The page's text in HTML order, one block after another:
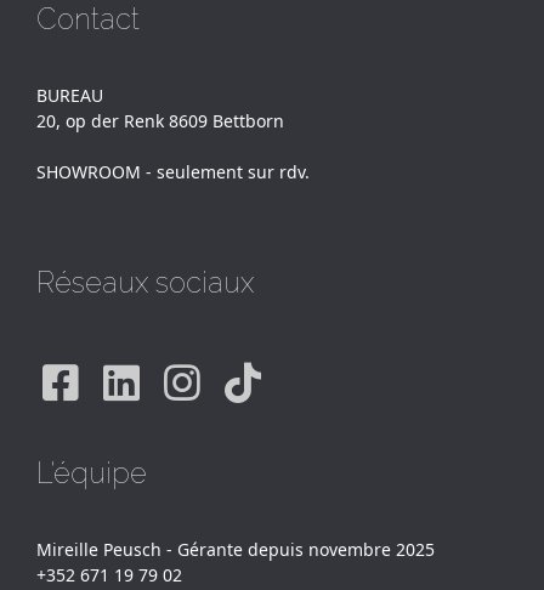
Contact
BUREAU
20, op der Renk 8609 Bettborn
SHOWROOM - seulement sur rdv.
Réseaux sociaux
Facebook
Linkedin
Instagram
Tiktok
L'équipe
Mireille Peusch - Gérante depuis novembre 2025
+352 671 19 79 02